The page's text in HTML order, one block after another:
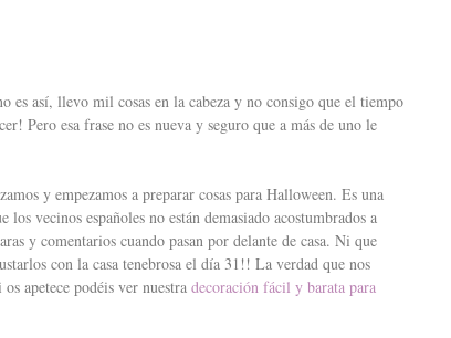
es así, llevo mil cosas en la cabeza y no consigo que el tiempo
Pero esa frase no es nueva y seguro que a más de uno le
y empezamos a preparar cosas para Halloween. Es una
vecinos españoles no están demasiado acostumbrados a
y comentarios cuando pasan por delante de casa. Ni que
con la casa tenebrosa el día 31!! La verdad que nos
apetece podéis ver nuestra decoración fácil y barata para